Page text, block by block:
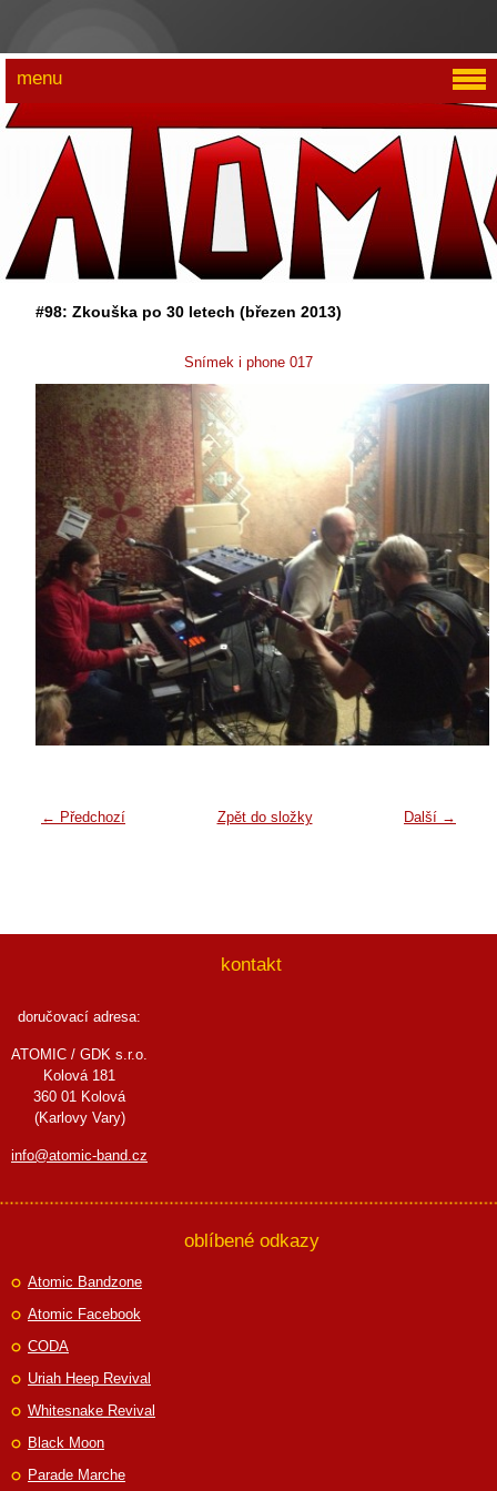
#98: Zkouška po 30 letech (březen 2013)
Snímek i phone 017
← Předchozí Další →
Zpět do složky
menu
kontakt
doručovací adresa:
ATOMIC / GDK s.r.o.
Kolová 181
360 01 Kolová
(Karlovy Vary)
info@atomic-band.cz
oblíbené odkazy
Atomic Bandzone
Atomic Facebook
CODA
Uriah Heep Revival
Whitesnake Revival
Black Moon
Parade Marche